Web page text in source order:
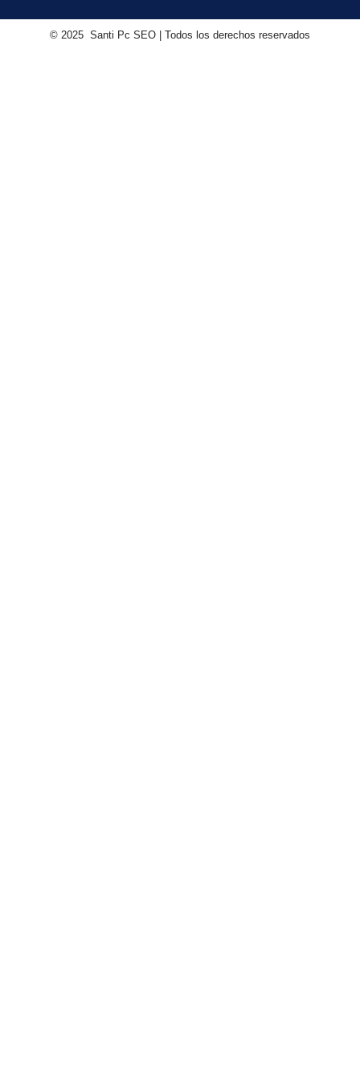
© 2025 Santi Pc SEO | Todos los derechos reservados